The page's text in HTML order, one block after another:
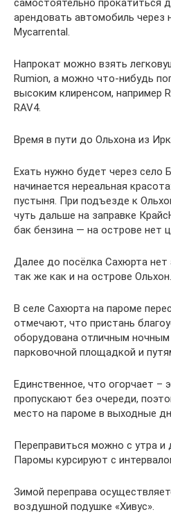
самостоятельно прокатиться
арендовать автомобиль
Mycarrental.
Напрокат можно взять
Rumion, а можно что-нибудь
высоким клиренсом, например
RAV4.
Время в пути до Ольхона из
Ехать нужно будет через село
начинается нереальная
пустыня. При подъезде к
чуть дальше на заправке
бак бензина — на острове нет
Далее до посёлка Сахюрта нет
так же как и на острове Ольхон.
В селе Сахюрта на пароме
отмечают, что пристань
оборудована отличным
парковочной площадкой и
Единственное, что огорчает –
пропускают без очереди,
место на пароме в выходные
Переправиться можно с утра и
Паромы курсируют с
Зимой переправа
воздушной подушке «Хивус».